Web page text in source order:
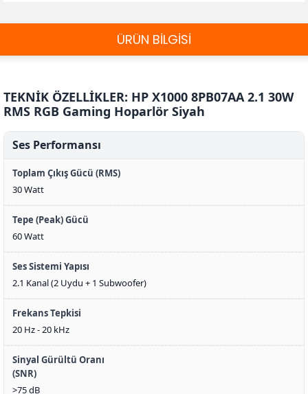
ÜRÜN BİLGİSİ
TEKNİK ÖZELLİKLER: HP X1000 8PB07AA 2.1 30W
RMS RGB Gaming Hoparlör Siyah
Ses Performansı
Toplam Çıkış Gücü (RMS)
30 Watt
Tepe (Peak) Gücü
60 Watt
Ses Sistemi Yapısı
2.1 Kanal (2 Uydu + 1 Subwoofer)
Frekans Tepkisi
20 Hz - 20 kHz
Sinyal Gürültü Oranı
(SNR)
>75 dB